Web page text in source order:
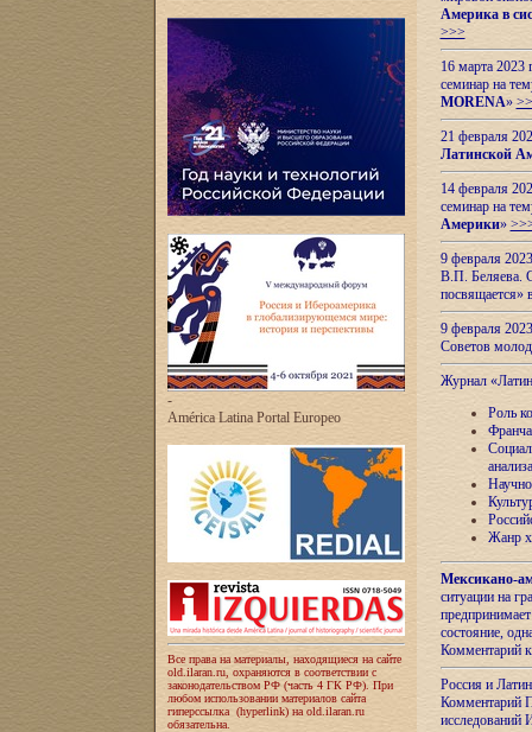
-
América Latina Portal Europeo
Все права на материалы, находящиеся на сайте
old.ilaran.ru, охраняются в соответствии с
законодательством РФ (часть 4 ГК РФ). При
любом использовании материалов сайта
гиперссылка (hyperlink) на old.ilaran.ru
обязательна.
Америка в
>>>
16 марта 2023
семинар на
MORENA»
21 февраля
Латинской
14 февраля
семинар на
Америки»
9 февраля
В.П. Беляева.
посвящается»
9 февраля
Советов
Журнал
Роль
анализа
Жанр
Мексикано-
ситуации на
состояние,
Комментарий
Россия и
Комментарий